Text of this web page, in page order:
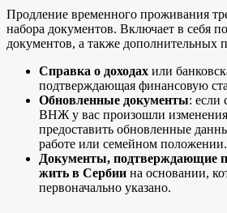
Продление временного проживания
набора документов. Включает в себя
документов, а также дополнительных
Справка о доходах или
подтверждающая финансовую
Обновленные документы: если
ВНЖ у вас произошли
предоставить обновленные
работе или семейном положении.
Документы, подтверждающие
жить в Сербии на основании,
первоначально указано.